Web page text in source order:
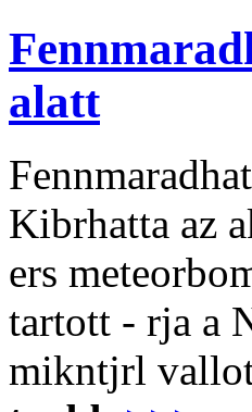
alatt
Kibrhatta az
ers
tartott - rja a
mikntjrl